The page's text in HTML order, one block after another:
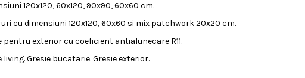
120x120, 60x120, 90x90, 60x60 cm.
cu dimensiuni 120x120, 60x60 si mix patchwork 20x20 cm.
pentru exterior cu coeficient antialunecare R11.
living. Gresie bucatarie. Gresie exterior.